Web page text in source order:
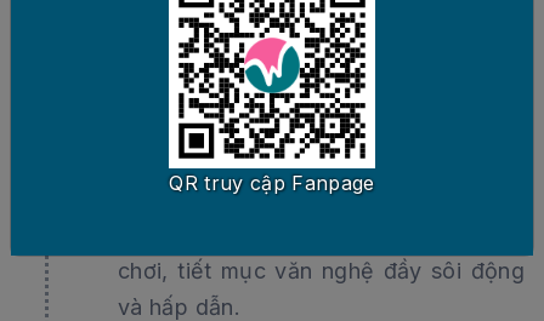
Kết thúc vui chơi, quý khách nghỉ ngơi
và tự do khám phá khu retreats.
: Quý khách thưởng thức ẩm thực
địa phương tại nhà hàng khu retreats
và tham gia tiệcgala dinner
chơi, tiết mục văn nghệ đầy sôi động
và hấp dẫn.
QR truy cập Fanpage